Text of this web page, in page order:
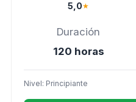
5,0★
Duración
120 horas
Nivel: Principiante